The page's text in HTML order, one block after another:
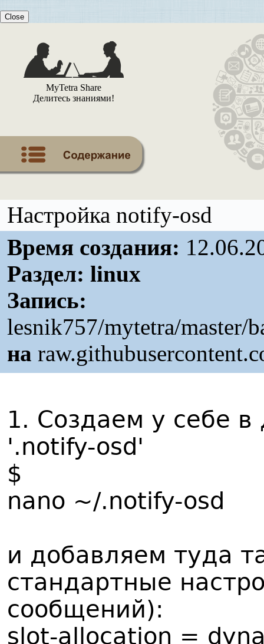
Close
MyTetra Share
Делитесь знаниями!
Настройка notify-osd
Время создания:
Раздел: linux
Запись:
lesnik757/mytetra/master/
на
1. Создаем у себе
'.notify-osd'
$
nano ~/.notify-osd
и добавляем туда
стандартные
сообщений):
slot-allocation =